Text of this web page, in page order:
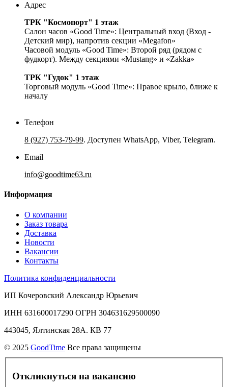
Адрес
ТРК "Космопорт" 1 этаж
Салон часов «Good Time»: Центральный вход (Вход -
Детский мир), напротив секции «Megafon»
Часовой модуль «Good Time»: Второй ряд (рядом с
фудкорт). Между секциями «Mustang» и «Zakka»
ТРК "Гудок" 1 этаж
Торговый модуль «Good Time»: Правое крыло, ближе к
началу
Телефон
8 (927) 753-79-99. Доступен WhatsApp, Viber, Telegram.
Email
info@goodtime63.ru
Информация
О компании
Заказ товара
Доставка
Новости
Вакансии
Контакты
Политика конфиденциальности
ИП Кочеровский Александр Юрьевич
ИНН 631600017290 ОГРН 304631629500090
443045, Ялтинская 28А. КВ 77
© 2025 GoodTime Все права защищены
Откликнуться на вакансию